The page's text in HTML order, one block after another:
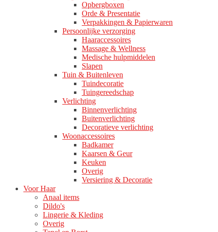
Opbergboxen
Orde & Presentatie
Verpakkingen & Papierwaren
Persoonlijke verzorging
Haaraccessoires
Massage & Wellness
Medische hulpmiddelen
Slapen
Tuin & Buitenleven
Tuindecoratie
Tuingereedschap
Verlichting
Binnenverlichting
Buitenverlichting
Decoratieve verlichting
Woonaccessoires
Badkamer
Kaarsen & Geur
Keuken
Overig
Versiering & Decoratie
Voor Haar
Anaal items
Dildo's
Lingerie & Kleding
Overig